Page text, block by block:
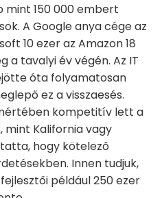
mint 150 000 embert
A Google anya cége az
10 ezer az Amazon 18
a tavalyi év végén. Az IT
óta folyamatosan
ez a visszaesés.
kompetitív lett a
mint Kalifornia vagy
hogy kötelező
Innen tudjuk,
például 250 ezer